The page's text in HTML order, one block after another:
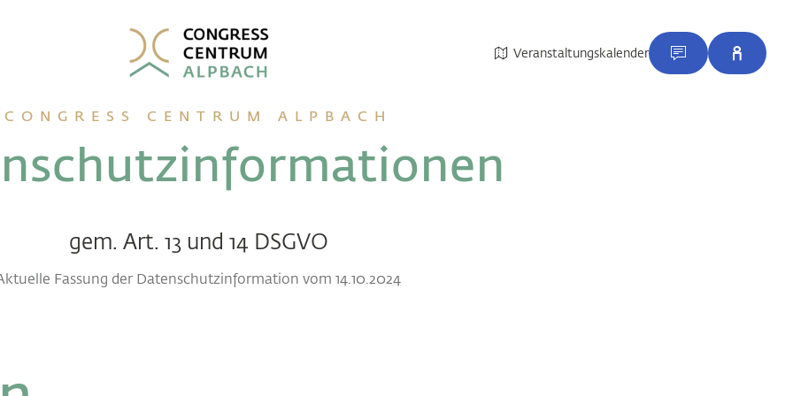
Veranstaltungskalender
CONGRESS CENTRUM ALPBACH
gem. Art. 13 und 14 DSGVO
Fassung der Datenschutzinformation vom 14.10.2024